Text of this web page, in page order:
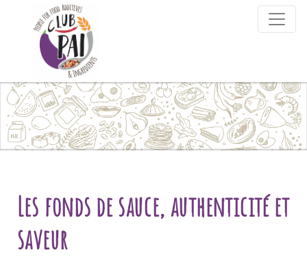
Skip to content
Les fonds de sauce, authenticité et
saveur